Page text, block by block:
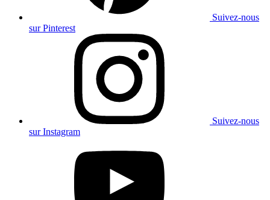
Suivez-nous
sur Pinterest
Suivez-nous
sur Instagram